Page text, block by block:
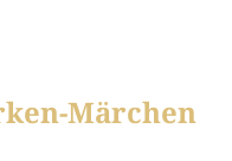
Märchen